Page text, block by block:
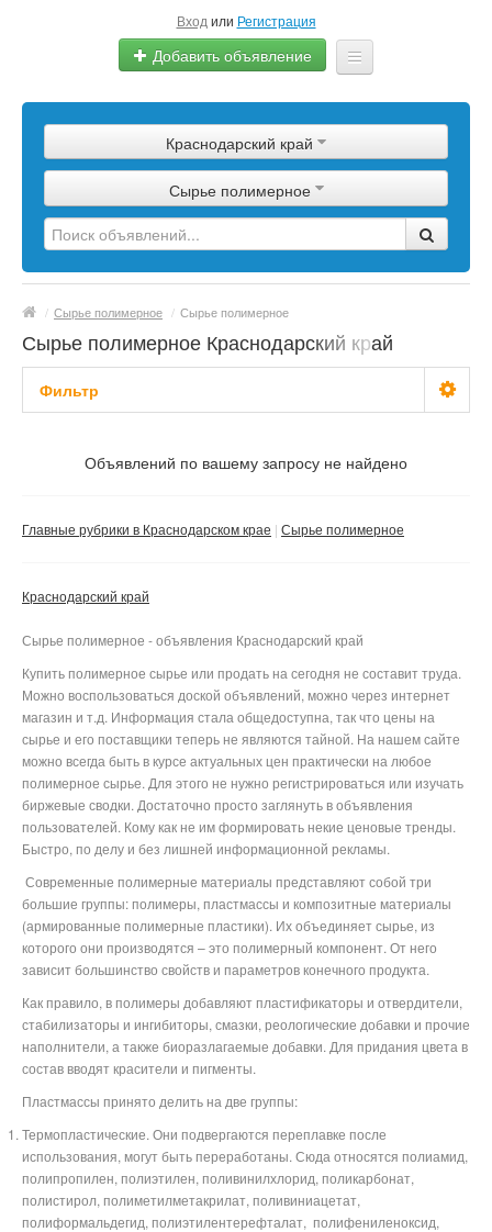
Вход или Регистрация
Добавить объявление
Сырье
Изделия
Оборудование
Еще
Краснодарский край
Сырье полимерное
/ Сырье полимерное / Сырье полимерное
Сырье полимерное Краснодарский край
Фильтр
Объявлений по вашему запросу не найдено
Главные рубрики в Краснодарском крае Сырье полимерное
Краснодарский край
Сырье полимерное - объявления Краснодарский край
Купить полимерное сырье или продать на сегодня не составит труда.
Можно воспользоваться доской объявлений, можно через интернет
магазин и т.д. Информация стала общедоступна, так что цены на
сырье и его поставщики теперь не являются тайной. На нашем сайте
можно всегда быть в курсе актуальных цен практически на любое
полимерное сырье. Для этого не нужно регистрироваться или изучать
биржевые сводки. Достаточно просто заглянуть в объявления
пользователей. Кому как не им формировать некие ценовые тренды.
Быстро, по делу и без лишней информационной рекламы.
Современные полимерные материалы представляют собой три
большие группы: полимеры, пластмассы и композитные материалы
(армированные полимерные пластики). Их объединяет сырье, из
которого они производятся – это полимерный компонент. От него
зависит большинство свойств и параметров конечного продукта.
Как правило, в полимеры добавляют пластификаторы и отвердители,
стабилизаторы и ингибиторы, смазки, реологические добавки и прочие
наполнители, а также биоразлагаемые добавки. Для придания цвета в
состав вводят красители и пигменты.
Пластмассы принято делить на две группы:
Термопластические. Они подвергаются переплавке после
использования, могут быть переработаны. Сюда относятся полиамид,
полипропилен, полиэтилен, поливинилхлорид, поликарбонат,
полистирол, полиметилметакрилат, поливиниацетат,
полиформальдегид, полиэтилентерефталат, полифениленоксид,